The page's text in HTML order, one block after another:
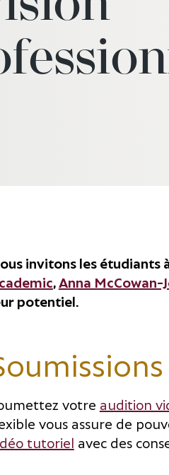
invitons les
, Anna McCowan-
potentiel.
votre audition
vous assure de
tutoriel avec des